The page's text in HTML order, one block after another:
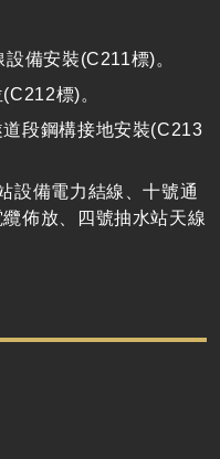
設備安裝(C211標)。
(C212標)。
段鋼構接地安裝(C213
設備電力結線、十號通
佈放、四號抽水站天線